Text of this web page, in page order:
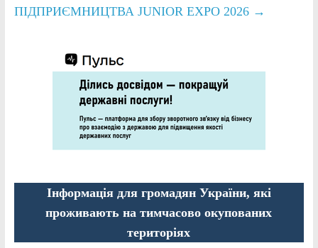
ПІДПРИЄМНИЦТВА JUNIOR EXPO 2026 →
Інформація для громадян України, які
проживають на тимчасово окупованих
територіях